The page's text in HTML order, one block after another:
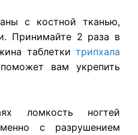
с костной тканью,
Принимайте 2 раза в
таблетки трипхала
вам укрепить
ломкость ногтей
с разрушением